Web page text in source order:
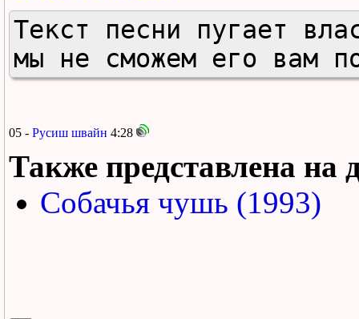
Текст песни пугает
мы не сможем его вам
05 - Русиш швайн 4:28
Также представлена на
Собачья чушь (1993)